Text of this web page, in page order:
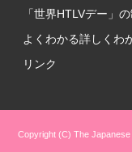
「世界HTLVデー」
よくわかる詳しくわ
リンク
Copyright (C) The